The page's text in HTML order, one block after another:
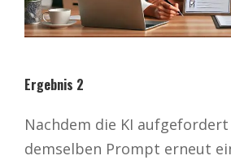
Ergebnis 2
Nachdem die KI
demselben Prompt erneut